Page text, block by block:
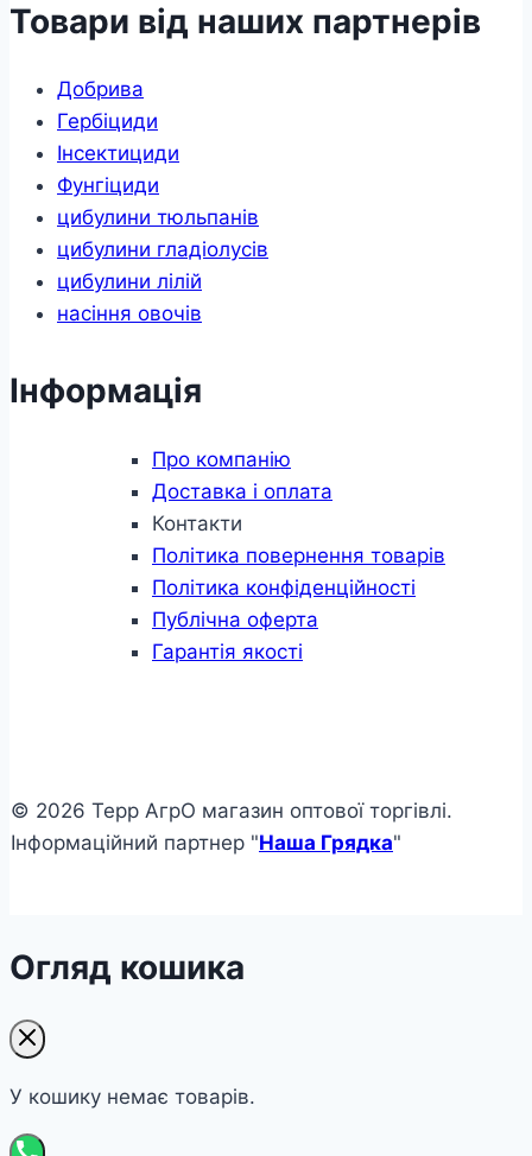
Товари від наших партнерів
Добрива
Гербіциди
Інсектициди
Фунгіциди
цибулини тюльпанів
цибулини гладіолусів
цибулини лілій
насіння овочів
Інформація
Про компанію
Доставка і оплата
Контакти
Політика повернення товарів
Політика конфіденційності
Публічна оферта
Гарантія якості
© 2026 Терр АгрО магазин оптової торгівлі.
Інформаційний партнер "Наша Грядка"
Огляд кошика
У кошику немає товарів.